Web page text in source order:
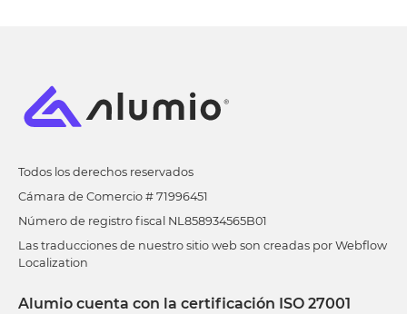
Todos los derechos reservados
Cámara de Comercio # 71996451
Número de registro fiscal NL858934565B01
Las traducciones de nuestro sitio web son creadas por Webflow
Localization
Alumio cuenta con la certificación ISO 27001